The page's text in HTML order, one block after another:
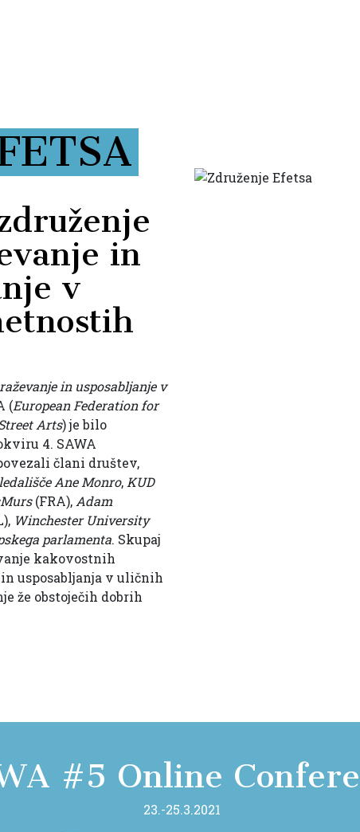
in
v
in usposabljanje v
(European Federation for
Arts) je bilo
4. SAWA
člani društev,
Ane Monro, KUD
(FRA), Adam
Winchester University
parlamenta. Skupaj
kakovostnih
usposabljanja v uličnih
že obstoječih dobrih
#5 Online
23.-25.3.2021